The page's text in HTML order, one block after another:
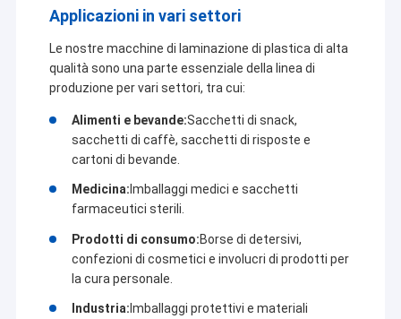
Applicazioni in vari settori
Le nostre macchine di laminazione di plastica di alta
qualità sono una parte essenziale della linea di
produzione per vari settori, tra cui:
Alimenti e bevande:Sacchetti di snack,
sacchetti di caffè, sacchetti di risposte e
cartoni di bevande.
Medicina: Imballaggi medici e sacchetti
farmaceutici sterili.
Prodotti di consumo:Borse di detersivi,
confezioni di cosmetici e involucri di prodotti per
la cura personale.
Industria: Imballaggi protettivi e materiali